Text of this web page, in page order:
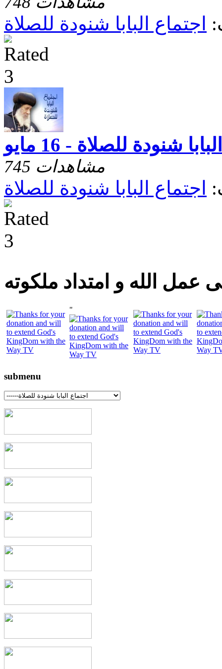
اجتماع البابا شنودة للصلاة
شنودة للصلاة - 16 مايو
745 مشاهدات
اجتماع البابا شنودة للصلاة
عمل الله و امتداد ملكوته
"
submenu